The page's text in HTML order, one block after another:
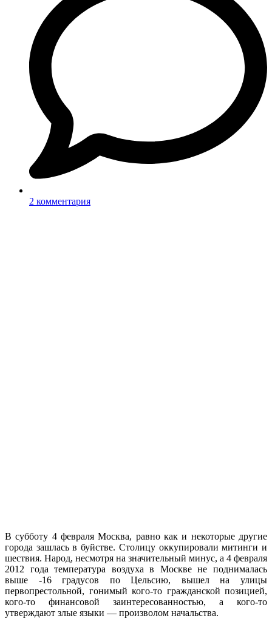
2 комментария
В субботу 4 февраля Москва, равно как и некоторые другие
города зашлась в буйстве. Столицу оккупировали митинги и
шествия. Народ, несмотря на значительный минус, а 4 февраля
2012 года температура воздуха в Москве не поднималась
выше -16 градусов по Цельсию, вышел на улицы
первопрестольной, гонимый кого-то гражданской позицией,
кого-то финансовой заинтересованностью, а кого-то
утверждают злые языки — произволом начальства.